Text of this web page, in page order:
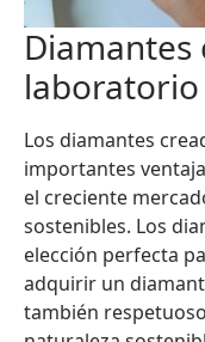
Diamantes
laboratorio
Los diamantes
importantes
el creciente
sostenibles. Los
elección perfecta
adquirir un
también